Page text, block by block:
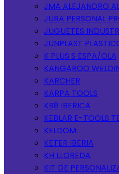
JMA ALEJANDRO
JUBA PERSONAL
JUGUETES
JUNPLAST
K PLUS S ESPA/OLA
KANGAROO
KARCHER
KARPA TOOLS
KB8 IBERICA
KEBLAR E-TOOLS
KELDOM
KETER IBERIA
KH LLOREDA
KIT DE